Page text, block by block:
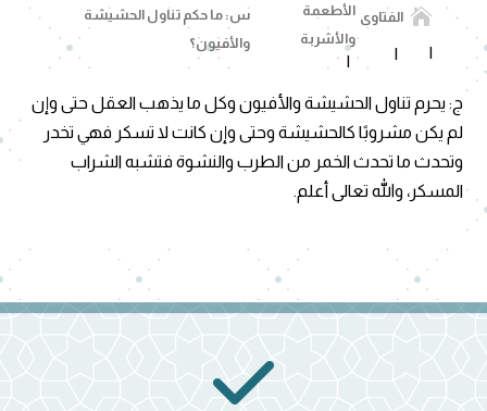
 الفتاوى الأطعمة
والأشربة
س: ما حكم تناول الحشيشة
والأفيون؟
ج: يحرم تناول الحشيشة والأفيون وكل ما يذهب العقل حتى وإن
لم يكن مشروبًا كالحشيشة وحتى وإن كانت لا تسكر فهي تخدر
وتحدث ما تحدث الخمر من الطرب والنشوة فتشبه الشراب
المسكر، والله تعالى أعلم.